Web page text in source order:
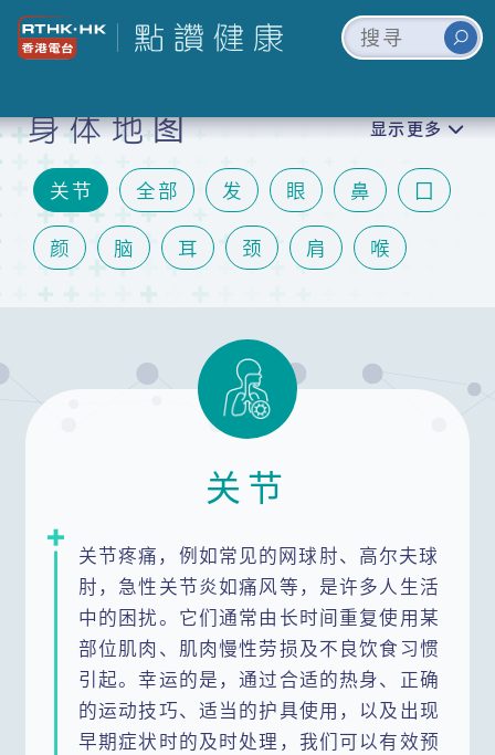
身体地图
全部 发 眼 鼻 囗
颜 脑 耳 颈 肩 喉
泌尿
关节
手 膝
显示更多
关节
关节疼痛，例如常见的网球肘、高尔夫球
肘，急性关节炎如痛风等，是许多人生活
中的困扰。它们通常由长时间重复使用某
部位肌肉、肌肉慢性劳损及不良饮食习惯
引起。幸运的是，通过合适的热身、正确
的运动技巧、适当的护具使用，以及出现
早期症状时的及时处理，我们可以有效预